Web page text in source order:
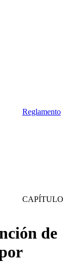
Reglamento
CAPÍTULO
de